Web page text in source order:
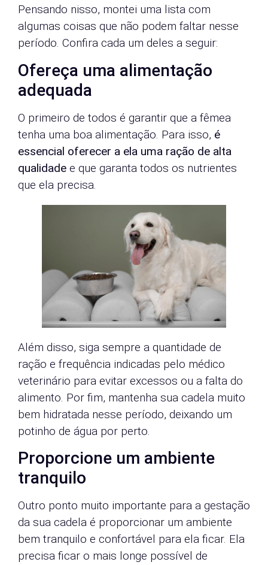
Pensando nisso, montei uma lista com
algumas coisas que não podem faltar nesse
período. Confira cada um deles a seguir:
Ofereça uma alimentação
adequada
O primeiro de todos é garantir que a fêmea
tenha uma boa alimentação. Para isso, é
essencial oferecer a ela uma ração de alta
qualidade e que garanta todos os nutrientes
que ela precisa.
Além disso, siga sempre a quantidade de
ração e frequência indicadas pelo médico
veterinário para evitar excessos ou a falta do
alimento. Por fim, mantenha sua cadela muito
bem hidratada nesse período, deixando um
potinho de água por perto.
Proporcione um ambiente
tranquilo
Outro ponto muito importante para a gestação
da sua cadela é proporcionar um ambiente
bem tranquilo e confortável para ela ficar. Ela
precisa ficar o mais longe possível de